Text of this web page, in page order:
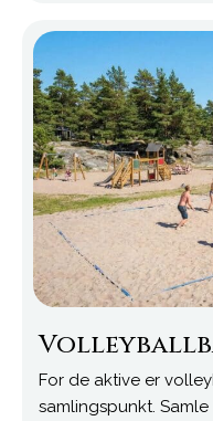
For de aktive er
samlingspunkt.